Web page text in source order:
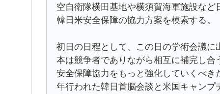
空自衛隊横田基地や横須賀海軍施設な
韓日米安全保障の協力方案を模索する。
初日の日程として、この日の学術会議
本は競争者でありながら相互に補完し
安全保障協力をもっと強化していくべ
年行われた韓日首脳会談と米国キャン